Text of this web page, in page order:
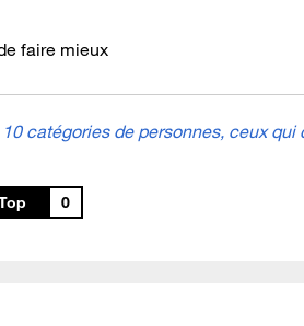
faire mieux
catégories de personnes, ceux
0